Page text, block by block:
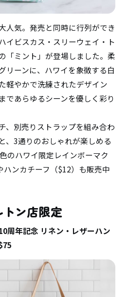
人気。発売と同時に行列ができ
イビスカス・スリーウェイ・ト
「ミント」が登場しました。柔
リーンに、ハワイを象徴する白
軽やかで洗練されたデザイン
であらゆるシーンを優しく彩り
、別売りストラップを組み合わ
、3通りのおしゃれが楽しめる
のハワイ限定レインボーマク
ハンカチーフ（$12）も販売中
ン店限定
周年記念 リネン・レザーハン